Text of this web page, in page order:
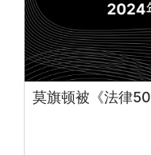
莫旗顿被《法律